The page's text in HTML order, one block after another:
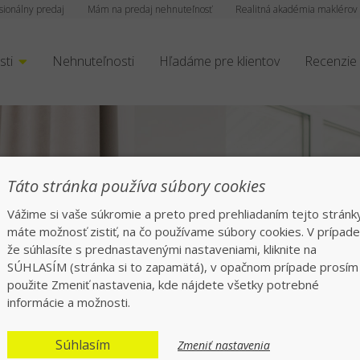
Realitná akadémia maklérov
Mám na predaj nehnuteľnosť
predaj
Nehnuteľnosti Hľadáme pre klientov Recenzie
Nechajte všetko na nás, rýchlo a bezpečne
Táto stránka používa súbory cookies
Vážime si vaše súkromie a preto pred prehliadaním tejto
máte možnosť zistiť, na čo používame súbory cookies. V
že súhlasíte s prednastavenými nastaveniami, kliknite na
SÚHLASÍM (stránka si to zapamätá), v opačnom prípade prosím
použite Zmeniť nastavenia, kde nájdete všetky potrebné
informácie a možnosti.
Súhlasím Zmeniť nastavenia